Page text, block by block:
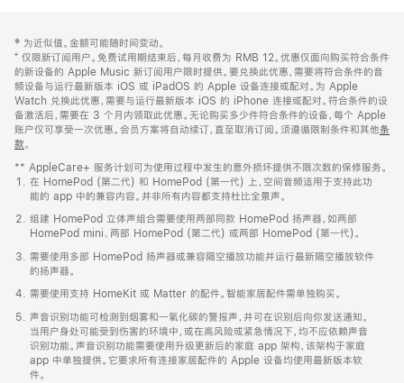
页
页
脚
注
‡ 为近似值。金额可能随时间变动。
⁺ 仅限新订阅用户。免费试用期结束后，每月收费为 RMB 12。优惠仅面向购买符合条件
的新设备的 Apple Music 新订阅用户限时提供。要兑换此优惠，需要将符合条件的音
频设备与运行最新版本 iOS 或 iPadOS 的 Apple 设备连接或配对。为 Apple
Watch 兑换此优惠，需要与运行最新版本 iOS 的 iPhone 连接或配对。符合条件的设
备激活后，需要在 3 个月内领取此优惠。无论购买多少件符合条件的设备，每个 Apple
账户仅可享受一次优惠。会员方案将自动续订，直至取消订阅。须遵循限制条件和其他条
款。
窗
口
中
打
开)
** AppleCare+ 服务计划可为使用过程中发生的意外损坏提供不限次数的保修服务。
在 HomePod (第二代) 和 HomePod (第一代) 上，空间音频适用于支持此功
能的 app 中的兼容内容。并非所有内容都支持杜比全景声。
组建 HomePod 立体声组合需要使用两部同款 HomePod 扬声器，如两部
HomePod mini、两部 HomePod (第二代) 或两部 HomePod (第一代)。
需要使用多部 HomePod 扬声器或兼容隔空播放功能并运行最新隔空播放软件
的扬声器。
需要使用支持 HomeKit 或 Matter 的配件。智能家居配件需单独购买。
声音识别功能可检测到烟雾和一氧化碳的警报声，并可在识别后向你发送通知。
当用户身处可能受到伤害的环境中，或在高风险或紧急情况下，均不应依赖声音
识别功能。声音识别功能需要使用升级更新后的家庭 app 架构，该架构于家庭
app 中单独提供。它要求所有连接家居配件的 Apple 设备均使用最新版本软
件。